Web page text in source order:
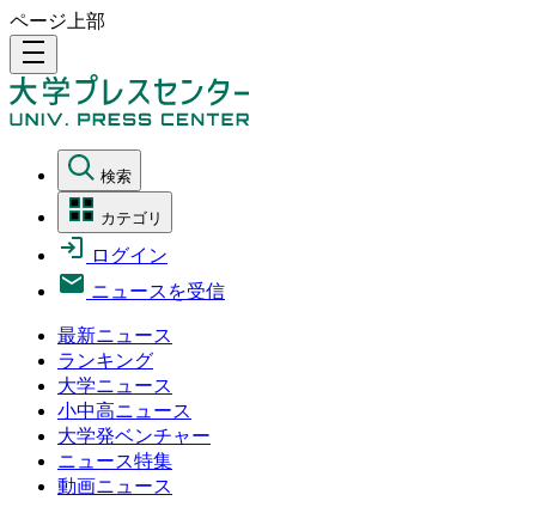
ページ上部
density_medium
検索
カテゴリ
ログイン
ニュースを受信
最新ニュース
ランキング
大学ニュース
小中高ニュース
大学発ベンチャー
ニュース特集
動画ニュース